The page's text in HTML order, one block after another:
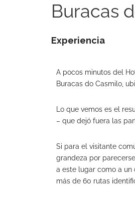
Buracas
Experiencia
A pocos minutos del
Buracas do Casmilo,
Lo que vemos es el
– que dejó fuera las
Si para el visitante
grandeza por
a este lugar como a un
más de 60 rutas